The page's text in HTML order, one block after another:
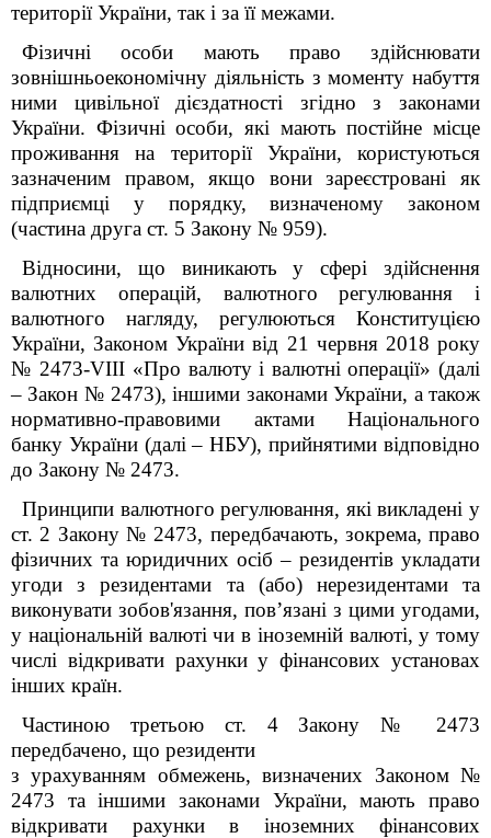
території України, так і за її межами.
Фізичні особи мають право здійснювати
зовнішньоекономічну діяльність з моменту набуття
ними цивільної дієздатності згідно з законами
України. Фізичні особи, які мають постійне місце
проживання на території України, користуються
зазначеним правом, якщо вони зареєстровані як
підприємці у порядку, визначеному законом
(частина друга ст. 5 Закону № 959).
Відносини, що виникають у сфері здійснення
валютних операцій, валютного регулювання і
валютного нагляду, регулюються Конституцією
України, Законом України від 21 червня 2018 року
№ 2473-VIII «Про валюту і валютні операції» (далі
– Закон № 2473), іншими законами України, а також
нормативно-правовими актами Національного
банку України (далі – НБУ), прийнятими відповідно
до Закону № 2473.
Принципи валютного регулювання, які викладені у
ст. 2 Закону № 2473, передбачають, зокрема, право
фізичних та юридичних осіб – резидентів укладати
угоди з резидентами та (або) нерезидентами та
виконувати зобов'язання, пов’язані з цими угодами,
у національній валюті чи в іноземній валюті, у тому
числі відкривати рахунки у фінансових установах
інших країн.
Частиною третьою ст. 4 Закону № 2473
передбачено, що резиденти
з урахуванням обмежень, визначених Законом №
2473 та іншими законами України, мають право
відкривати рахунки в іноземних фінансових